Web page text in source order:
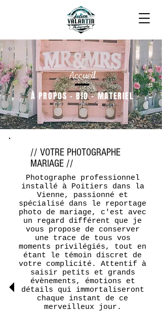
Accueil
À PROPOS - BIO - MATERIEL
// VOTRE PHOTOGRAPHE
MARIAGE //
Photographe professionnel
installé à Poitiers dans la
Vienne, passionné et
spécialisé dans le reportage
photo de mariage, c'est avec
un regard différent que je
vous propose de conserver
une trace de tous vos
moments privilégiés, tout en
étant le témoin discret de
votre complicité. Attentif à
saisir petits et grands
évènements, émotions et
détails qui immortaliseront
chaque instant de ce
merveilleux jour.